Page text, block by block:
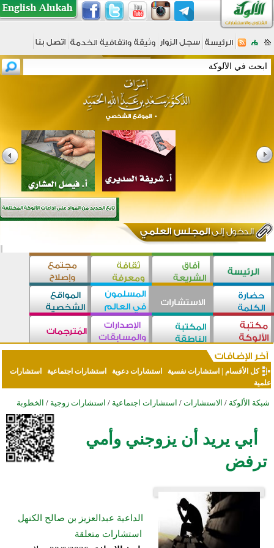
كل الأقسام استشارات نفسية استشارات دعوية استشارات اجتماعية
استشارات
علمية
شبكة الألوكة / الاستشارات / استشارات اجتماعية / استشارات زوجية / الخطوبة
أبي يريد أن يزوجني وأمي
ترفض
الداعية عبدالعزيز بن صالح الكنهل
استشارات متعلقة